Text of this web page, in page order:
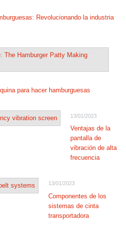
Revolucionando la industria
para hacer hamburguesas
13/01/2023
Ventajas de la
pantalla de
vibración de alta
frecuencia
13/01/2023
Componentes de los
sistemas de cinta
transportadora